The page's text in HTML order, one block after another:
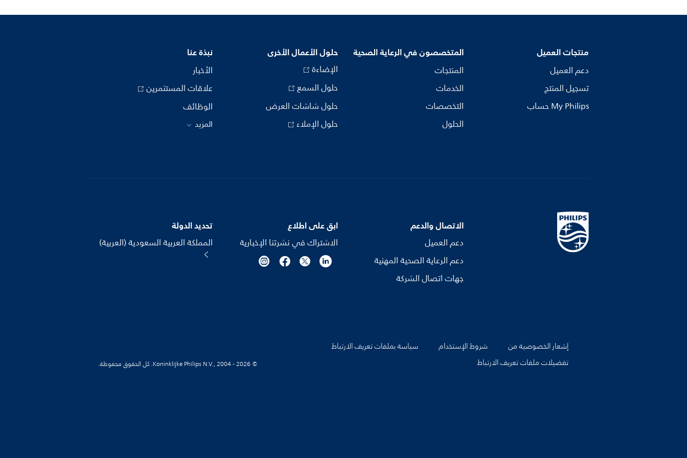
منتجات العميل
دعم العميل
تسجيل المنتج
My Philips حساب
المتخصصون في الرعاية الصحية
المنتجات
الخدمات
التخصصات
الحلول
حلول الأعمال الأخرى
الإضاءة
حلول السمع
حلول شاشات العرض
حلول الإملاء
نبذة عنا
الأخبار
علاقات المستثمرين
الوظائف
المزيد
الاتصال والدعم
دعم العميل
دعم الرعاية الصحية المهنية
جهات اتصال الشركة
ابق على اطلاع
الاشتراك في نشرتنا الإخبارية
تحديد الدولة
المملكة العربية السعودية (العربية)
إشعار الخصوصية من شروط الإستخدام
سياسة بملفات تعريف الارتباط
تفضيلات ملفات تعريف الارتباط
© Koninklijke Philips N.V., 2004 - 2026. كل الحقوق محفوظة.